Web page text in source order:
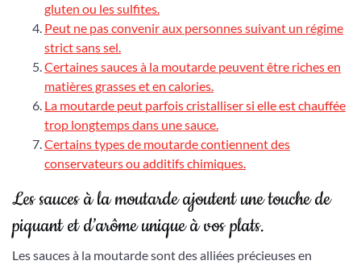
gluten ou les sulfites.
Peut ne pas convenir aux personnes suivant un régime
strict sans sel.
Certaines sauces à la moutarde peuvent être riches en
matières grasses et en calories.
La moutarde peut parfois cristalliser si elle est chauffée
trop longtemps dans une sauce.
Certains types de moutarde contiennent des
conservateurs ou additifs chimiques.
Les sauces à la moutarde ajoutent une touche de
piquant et d’arôme unique à vos plats.
Les sauces à la moutarde sont des alliées précieuses en